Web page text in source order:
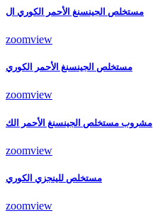
مستخلص الجينسنغ الأحمر الكوري ال
zoomview
مستخلص الجينسنغ الأحمر الكوري
zoomview
مشروب مستخلص الجينسنغ الأحمر الك
zoomview
مستخلص للينجزي الكوري
zoomview